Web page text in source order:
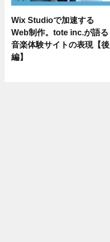
Wix Studioで加速する
Web制作。tote inc.が語る
音楽体験サイトの表現【後
編】